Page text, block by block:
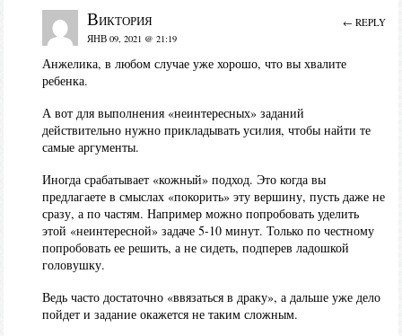
Виктория
ЯНВ 09, 2021 @ 21:19
Анжелика, в любом случае уже хорошо, что вы хвалите
ребенка.
А вот для выполнения «неинтересных» заданий
действительно нужно прикладывать усилия, чтобы найти те
самые аргументы.
Иногда срабатывает «кожный» подход. Это когда вы
предлагаете в смыслах «покорить» эту вершину, пусть даже не
сразу, а по частям. Например можно попробовать уделить
этой «неинтересной» задаче 5-10 минут. Только по честному
попробовать ее решить, а не сидеть, подперев ладошкой
головушку.
Ведь часто достаточно «ввязаться в драку», а дальше уже дело
пойдет и задание окажется не таким сложным.
← REPLY